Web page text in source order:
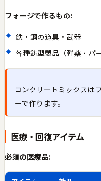
フォージで作るもの:
鉄・鋼の道具・武器
各種鋳型製品（弾薬・パー
コンクリートミックスは
ーで作ります。
医療・回復アイテム
必須の医療品: